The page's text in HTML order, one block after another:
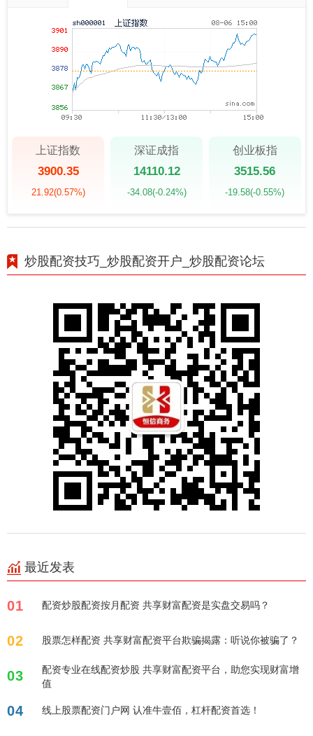
上证指数
3900.35
21.92(0.57%)
深证成指
14110.12
-34.08(-0.24%)
创业板指
3515.56
-19.58(-0.55%)
炒股配资技巧_炒股配资开户_炒股配资论坛
最近发表
01 配资炒股配资按月配资 共享财富配资是实盘交易吗？
02 股票怎样配资 共享财富配资平台欺骗揭露：听说你被骗了？
03
配资专业在线配资炒股 共享财富配资平台，助您实现财富增
值
04 线上股票配资门户网 认准牛壹佰，杠杆配资首选！